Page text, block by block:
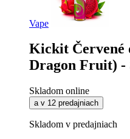
Vape
Kickit Červené
Dragon Fruit) -
Skladom online
a v 12 predajniach
Skladom v predajniach